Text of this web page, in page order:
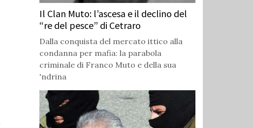
Il Clan Muto: l’ascesa e il declino del
“re del pesce” di Cetraro
Dalla conquista del mercato ittico alla
condanna per mafia: la parabola
criminale di Franco Muto e della sua
'ndrina